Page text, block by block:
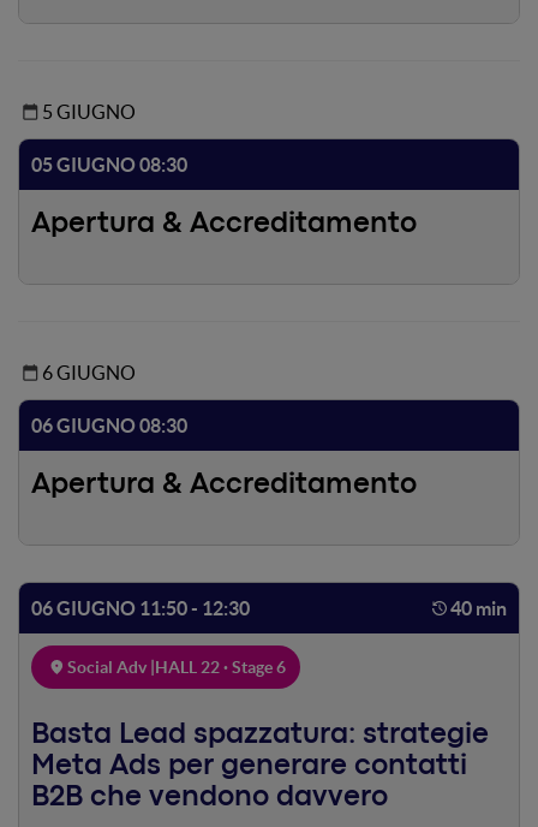
5 GIUGNO
6 GIUGNO
05 GIUGNO 08:30
Apertura & Accreditamento
06 GIUGNO 08:30
Apertura & Accreditamento
06 GIUGNO 11:50 - 12:30 40 min
Social Adv | HALL 22 · Stage 6
Basta Lead spazzatura: strategie
Meta Ads per generare contatti
B2B che vendono davvero